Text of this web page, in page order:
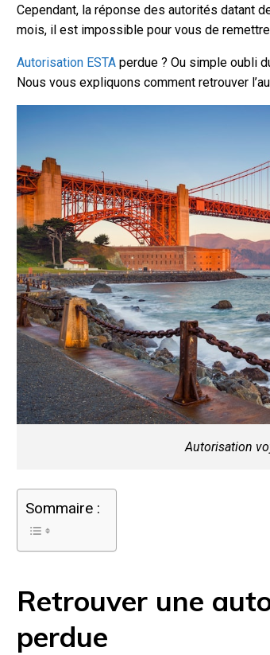
Cependant, la réponse des autorités datant
mois, il est impossible pour vous de
Autorisation ESTA perdue ? Ou simple oubli
Nous vous expliquons comment retrouver
Autorisation
Sommaire :
Retrouver une
perdue